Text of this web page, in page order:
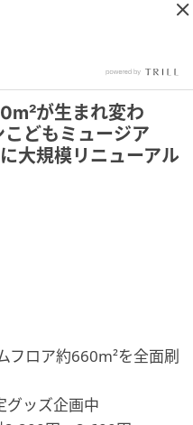
が生まれ変わ
どもミュージア
大規模リニューアル
フロア約660m²を全面刷
グッズ企画中